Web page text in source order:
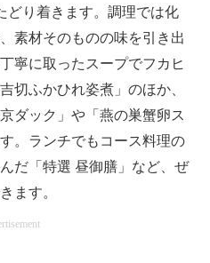
どり着きます。調理では化
素材そのものの味を引き出
寧に取ったスープでフカヒ
切ふかひれ姿煮」のほか、
ダック」や「燕の巣蟹卵ス
。ランチでもコース料理の
だ「特選 昼御膳」など、ぜ
ます。